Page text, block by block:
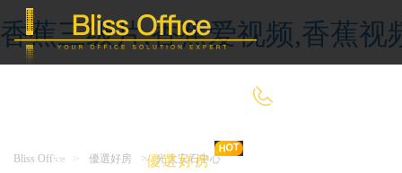
香蕉三级片,香蕉爱视频,香蕉视
首 頁 優選好房
Bliss Office > 優選好房 > 光大安石中心